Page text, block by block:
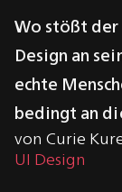
Wo stößt der
Design an
echte
bedingt an
von Curie
UI Design